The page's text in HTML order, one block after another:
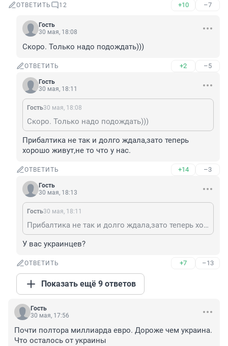
ОТВЕТИТЬ 12 +10 –7
Гость
30 мая, 18:08
Скоро. Только надо подождать)))
ОТВЕТИТЬ +2 –5
Гость
30 мая, 18:11
Гость30 мая, 18:08
Скоро. Только надо подождать)))
Прибалтика не так и долго ждала,зато теперь
хорошо живут,не то что у нас.
ОТВЕТИТЬ +14 –3
Гость
30 мая, 18:13
Гость30 мая, 18:11
Прибалтика не так и долго ждала,зато теперь хорошо живут,не то что у нас.
У вас украинцев?
ОТВЕТИТЬ +7 –13
Показать ещё 9 ответов
Гость
30 мая, 17:56
Почти полтора миллиарда евро. Дороже чем украина.
Что осталось от украины